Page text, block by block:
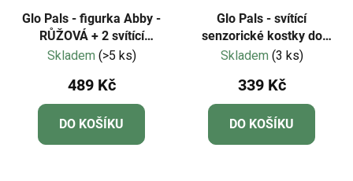
Glo Pals - figurka Abby -
RŮŽOVÁ + 2 svítící
kostky do vody
Skladem (>5 ks)
489 Kč
DO KOŠÍKU
Glo Pals - svítící
senzorické kostky do
vody - červená - Elmo - 4
Skladem (3 ks)
339 Kč
DO KOŠÍKU